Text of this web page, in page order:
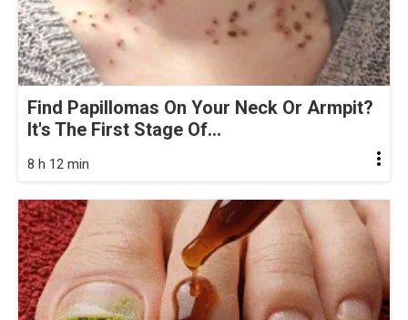
Find Papillomas On Your Neck Or Armpit?
It's The First Stage Of...
8 h 12 min